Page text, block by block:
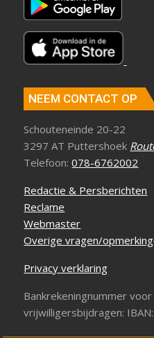
NEEM CONTACT OP
Schouteneinde 20-22
3297 AT Puttershoek
Telefoon:078-6762002
Redactie & Persberichten
Reclame
Webmaster
Overige vragen/
Privacy verklaring
Bankrekeningnummer
vrijwilligersbijdragen: